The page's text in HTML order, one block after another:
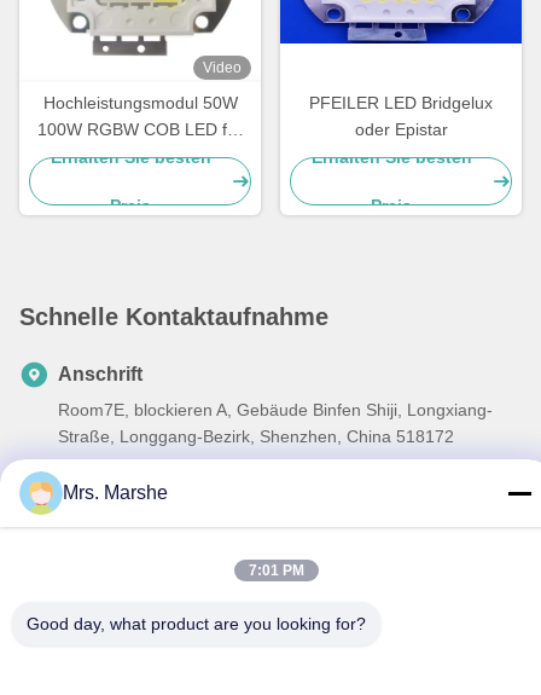
Video
Hochleistungsmodul 50W
100W RGBW COB LED für
professionelle
Erhalten Sie besten
Preis
PFEILER LED Bridgelux
oder Epistar
Erhalten Sie besten
Preis
Schnelle Kontaktaufnahme
Anschrift
Room7E, blockieren A, Gebäude Binfen Shiji, Longxiang-
Straße, Longgang-Bezirk, Shenzhen, China 518172
Telefon
Mrs. Marshe
7:01 PM
Good day, what product are you looking for?